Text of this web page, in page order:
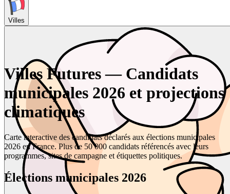
Villes
Villes Futures — Candidats
municipales 2026 et projections
climatiques
Carte interactive des candidats déclarés aux élections municipales
2026 en France. Plus de 50 000 candidats référencés avec leurs
programmes, sites de campagne et étiquettes politiques.
Élections municipales 2026